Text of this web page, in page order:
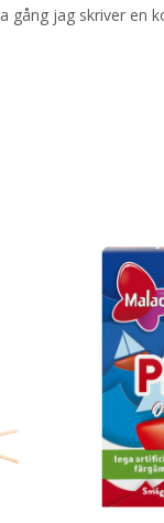
gång jag skriver en